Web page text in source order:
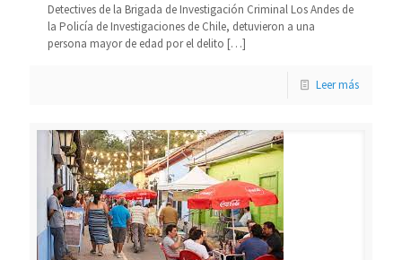
Detectives de la Brigada de Investigación Criminal Los Andes de
la Policía de Investigaciones de Chile, detuvieron a una
persona mayor de edad por el delito […]
Leer más